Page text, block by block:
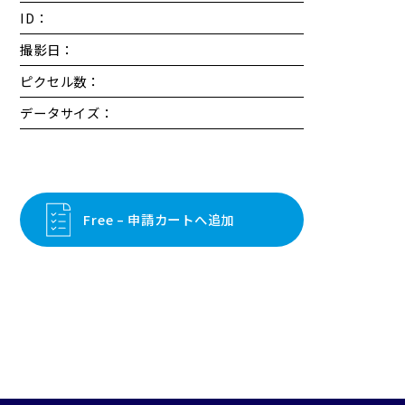
ID：
撮影日：
ピクセル数：
データサイズ：
Free – 申請カートへ追加